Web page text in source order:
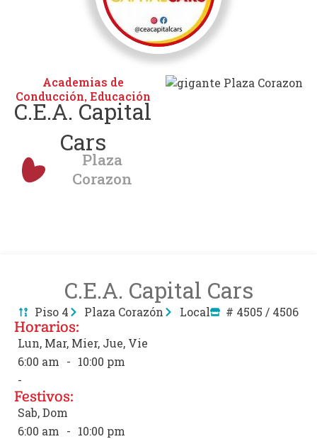
Academias de
Conducción, Educación
C.E.A. Capital
Cars
Plaza
Corazon
C.E.A. Capital Cars
Piso 4 Plaza Corazón Local # 4505 / 4506
Horarios:
Lun, Mar, Mier, Jue, Vie
6:00 am - 10:00 pm
-
Festivos:
Sab, Dom
6:00 am - 10:00 pm